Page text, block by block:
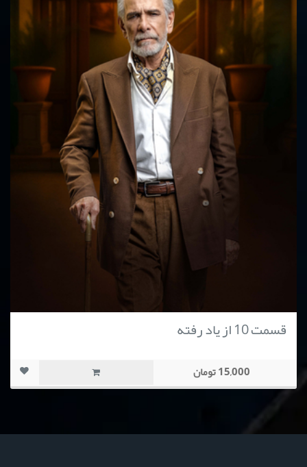
قسمت 10 از یاد رفته
15,000 تومان